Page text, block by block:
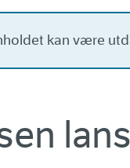
kan være